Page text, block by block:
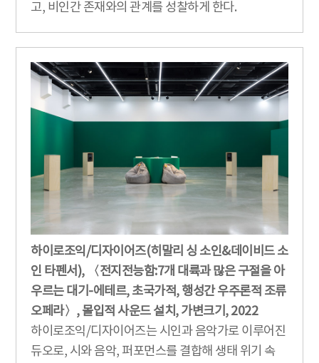
고, 비인간 존재와의 관계를 성찰하게 한다.
하이로조익/디자이어즈(히말리 싱 소인&데이비드 소
인 타펜서), 〈전지전능함:7개 대륙과 많은 구절을 아
우르는 대기-에테르, 초국가적, 행성간 우주론적 조류
오페라〉, 몰입적 사운드 설치, 가변크기, 2022
하이로조익/디자이어즈는 시인과 음악가로 이루어진
듀오로, 시와 음악, 퍼포먼스를 결합해 생태 위기 속